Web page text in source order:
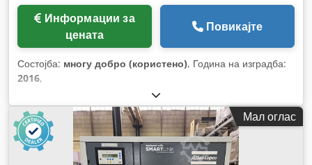
цената
Повикајте
Состојба: многу добро (користено), Година на изградба:
2016,
Мал оглас